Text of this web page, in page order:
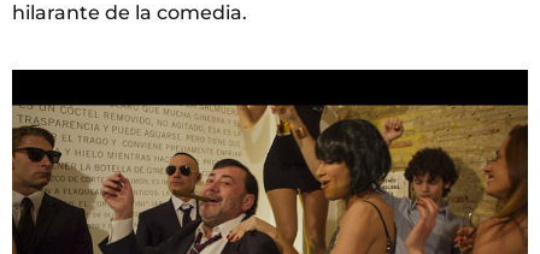
hilarante de la comedia.